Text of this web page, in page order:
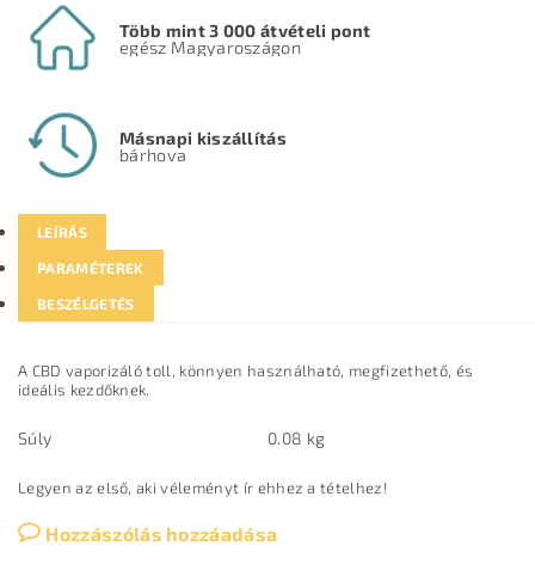
Több mint 3 000 átvételi pont
egész Magyaroszágon
Másnapi kiszállítás
bárhova
LEÍRÁS
PARAMÉTEREK
BESZÉLGETÉS
A CBD vaporizáló toll, könnyen használható, megfizethető, és
ideális kezdőknek.
Súly 0.08 kg
Legyen az első, aki véleményt ír ehhez a tételhez!
Hozzászólás hozzáadása